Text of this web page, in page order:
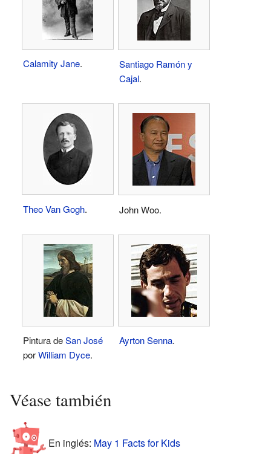
Calamity Jane.
Santiago Ramón y
Cajal.
Theo Van Gogh. John Woo.
Pintura deSan José
porWilliam Dyce.
Ayrton Senna.
Véase también
En inglés: May 1 Facts for Kids